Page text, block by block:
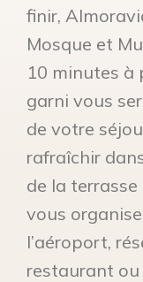
finir,
Mosque et
10 minutes à
garni vous
de votre
rafraîchir
de la
vous
l’aéroport,
restaurant ou